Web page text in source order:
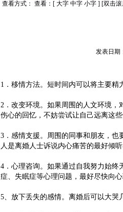
查看方式： 查看：[ 大字 中字 小字] [双击滚
发表日期
1．移情方法。短时间内可以将主要精
2．改变环境。如果周围的人文环境，
伤心的回忆，不妨尝试让自己远离这些
3．感情支援。周围的同事和朋友，
人是离婚人士诉说内心痛苦的最好倾听
4．心理咨询。如果通过自我努力始
症、失眠症等心理问题，最好尽快向
5、放下丢失的感情。离婚后可以大哭